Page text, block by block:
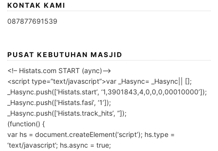
KONTAK KAMI
087877691539
PUSAT KEBUTUHAN MASJID
<!– Histats.com START (aync)–>
<script type=”text/javascript”>var _Hasync= _Hasync|| [];
_Hasync.push([‘Histats.start’, ‘1,3901843,4,0,0,0,00010000’]);
_Hasync.push([‘Histats.fasi’, ‘1’]);
_Hasync.push([‘Histats.track_hits’, ”]);
(function() {
var hs = document.createElement(‘script’); hs.type =
‘text/javascript’; hs.async = true;